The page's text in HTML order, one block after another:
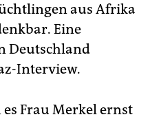
aus Afrika
Eine
Deutschland
Interview.
Frau Merkel ernst